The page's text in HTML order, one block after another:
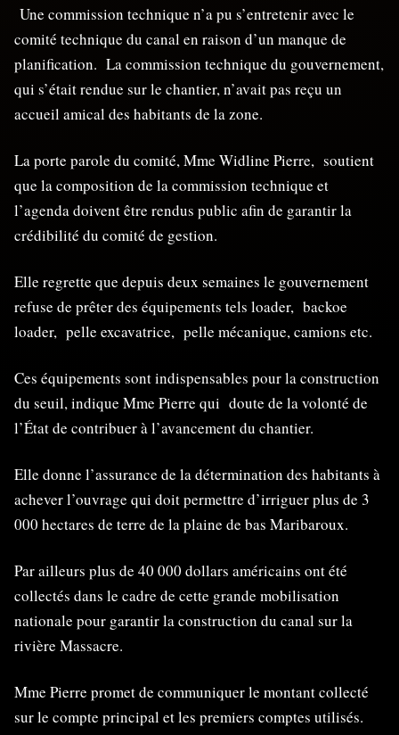
Une commission technique n’a pu s’entretenir avec le
comité technique du canal en raison d’un manque de
planification. La commission technique du gouvernement,
qui s’était rendue sur le chantier, n’avait pas reçu un
accueil amical des habitants de la zone.
La porte parole du comité, Mme Widline Pierre, soutient
que la composition de la commission technique et
l’agenda doivent être rendus public afin de garantir la
crédibilité du comité de gestion.
Elle regrette que depuis deux semaines le gouvernement
refuse de prêter des équipements tels loader, backoe
loader, pelle excavatrice, pelle mécanique, camions etc.
Ces équipements sont indispensables pour la construction
du seuil, indique Mme Pierre qui doute de la volonté de
l’État de contribuer à l’avancement du chantier.
Elle donne l’assurance de la détermination des habitants à
achever l’ouvrage qui doit permettre d’irriguer plus de 3
000 hectares de terre de la plaine de bas Maribaroux.
Par ailleurs plus de 40 000 dollars américains ont été
collectés dans le cadre de cette grande mobilisation
nationale pour garantir la construction du canal sur la
rivière Massacre.
Mme Pierre promet de communiquer le montant collecté
sur le compte principal et les premiers comptes utilisés.